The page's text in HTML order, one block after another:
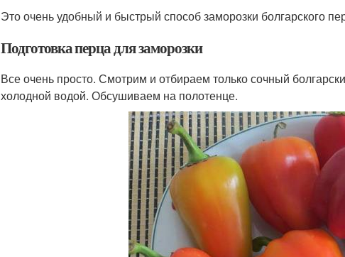
Это очень удобный и быстрый способ заморозки болгарского
Подготовка перца для заморозки
Все очень просто. Смотрим и отбираем только сочный
холодной водой. Обсушиваем на полотенце.